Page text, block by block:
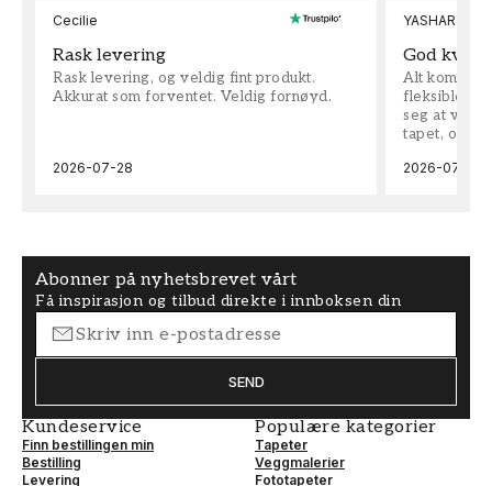
Cecilie
Rask levering
Rask levering, og veldig fint produkt.
Akkurat som forventet. Veldig fornøyd.
2026-07-28
YASHAR
God
Alt kom
fleksible på
seg at vi
tapet, og
2026-07-04
Abonner på nyhetsbrevet vårt
Få inspirasjon og tilbud direkte i innboksen din
SEND
Kundeservice
Finn bestillingen min
Bestilling
Levering
Populære kategorier
Tapeter
Veggmalerier
Fototapeter